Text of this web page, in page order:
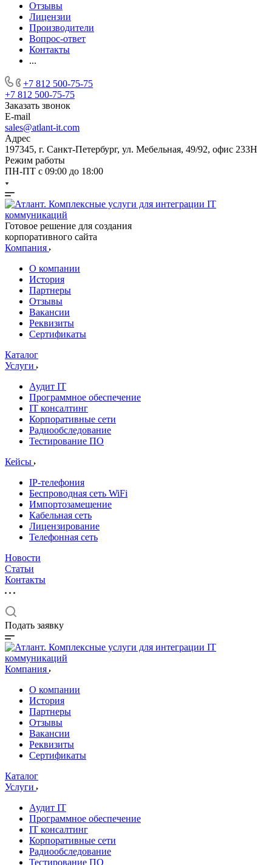
Отзывы
Лицензии
Производители
Вопрос-ответ
Контакты
...
+7 812 500-75-75
+7 812 500-75-75
Заказать звонок
E-mail
sales@atlant-it.com
Адрес
197345, г. Санкт-Петербург, ул. Мебельная, 49/92, офис 233Н
Режим работы
ПН-ПТ с 09:00 до 18:00
Готовое решение для создания
корпоративного сайта
Компания
О компании
История
Партнеры
Отзывы
Вакансии
Реквизиты
Сертификаты
Каталог
Услуги
Аудит IT
Программное обеспечение
IT консалтинг
Корпоративные сети
Радиообследование
Тестирование ПО
Кейсы
IP-телефония
Беспроводная сеть WiFi
Импортозамещение
Кабельная сеть
Лицензирование
Телефонная сеть
Новости
Статьи
Контакты
Подать заявку
Компания
О компании
История
Партнеры
Отзывы
Вакансии
Реквизиты
Сертификаты
Каталог
Услуги
Аудит IT
Программное обеспечение
IT консалтинг
Корпоративные сети
Радиообследование
Тестирование ПО